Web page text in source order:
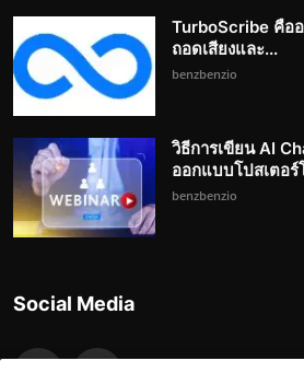
TurboScribe คืออ
ถอดเสียงและ...
benzbenzio
วิธีการเขียน AI
ออกแบบโปสเตอ
benzbenzio
Social Media